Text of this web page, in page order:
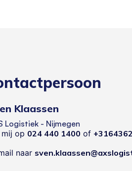
Klaassen
Logistiek - Nijmegen
op 024 440 1400 of
naar